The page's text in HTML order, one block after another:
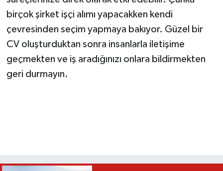
birçok şirket işçi alımı yapacakken kendi
çevresinden seçim yapmaya bakıyor. Güzel bir
CV oluşturduktan sonra insanlarla iletişime
geçmekten ve iş aradığınızı onlara bildirmekten
geri durmayın.